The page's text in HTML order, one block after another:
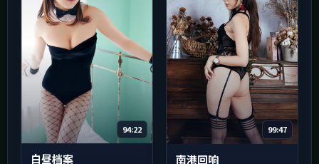
94:22
白昼档案
99:47
南港回响